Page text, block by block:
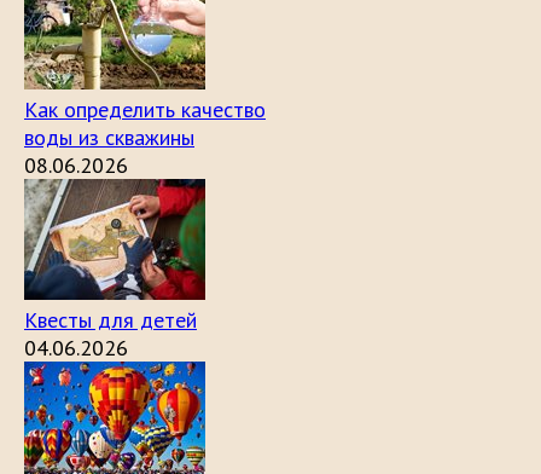
Как определить качество
воды из скважины
08.06.2026
Квесты для детей
04.06.2026